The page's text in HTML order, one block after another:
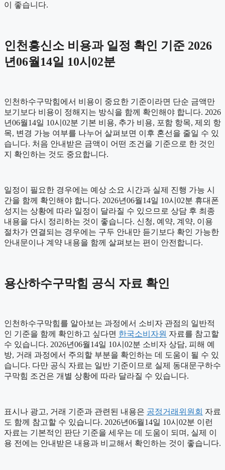
이 좋습니다.
인천흥신소 비용과 일정 확인 기준 2026
년06월14일 10시02분
인천하수구막힘에서 비용이 중요한 기준이라면 단순 금액만
보기보다 비용이 정해지는 방식을 함께 확인해야 합니다. 2026
년06월14일 10시02분 기본 비용, 추가 비용, 포함 항목, 제외 항
목, 변경 가능 여부를 나누어 살펴보면 이후 혼선을 줄일 수 있
습니다. 처음 안내받은 금액이 어떤 조건을 기준으로 한 것인
지 확인하는 것도 중요합니다.
일정이 필요한 경우에는 예상 소요 시간과 실제 진행 가능 시
간을 함께 확인해야 합니다. 2026년06월14일 10시02분 휴대폰
성지는 상황에 따라 일정이 달라질 수 있으므로 상담 후 최종
내용을 다시 정리하는 것이 좋습니다. 신청, 예약, 계약, 이용
절차가 연결되는 경우에는 구두 안내만 듣기보다 확인 가능한
안내문이나 계약 내용을 함께 살펴보는 편이 안전합니다.
용산하수구막힘 공식 자료 확인
인천하수구막힘를 알아보는 과정에서 소비자 관점의 일반적
인 기준을 함께 확인하고 싶다면 한국소비자원 자료를 참고할
수 있습니다. 2026년06월14일 10시02분 소비자 상담, 피해 예
방, 거래 과정에서 주의할 부분을 확인하는 데 도움이 될 수 있
습니다. 다만 공식 자료는 일반 기준이므로 실제 동대문구하수
구막힘 조건은 개별 상황에 따라 달라질 수 있습니다.
표시나 광고, 거래 기준과 관련된 내용은 공정거래위원회 자료
도 함께 참고할 수 있습니다. 2026년06월14일 10시02분 이런
자료는 기본적인 판단 기준을 세우는 데 도움이 되며, 실제 이
용 전에는 안내받은 내용과 비교해서 확인하는 것이 좋습니다.